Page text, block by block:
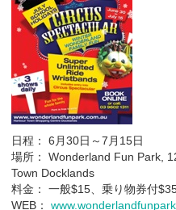
日程： 6月30日～7月15日
場所： Wonderland Fun Park,
Town Docklands
料金： 一般$15、乗り物券付
WEB：